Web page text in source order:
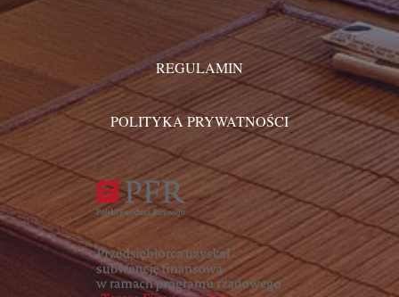
REGULAMIN
POLITYKA PRYWATNOŚCI